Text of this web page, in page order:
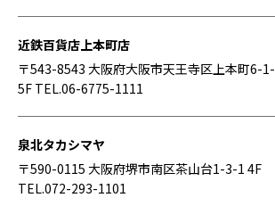
近鉄百貨店上本町店
〒543-8543 大阪府大阪市天王寺区上本町6-
5F TEL.06-6775-1111
泉北タカシマヤ
〒590-0115 大阪府堺市南区茶山台1-3-1 4F
TEL.072-293-1101